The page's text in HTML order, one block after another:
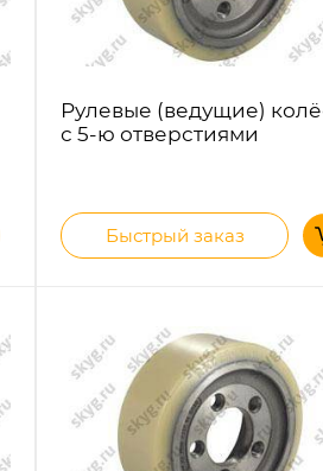
Рулевые (ведущие)
с 5-ю отверстиями
Быстрый заказ